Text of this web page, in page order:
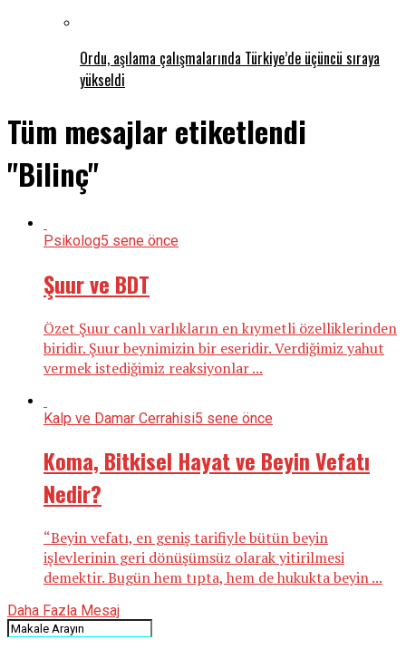
Ordu, aşılama çalışmalarında Türkiye’de üçüncü sıraya
yükseldi
Tüm mesajlar etiketlendi
"Bilinç"
Psikolog5 sene önce
Şuur ve BDT
Özet Şuur canlı varlıkların en kıymetli özelliklerinden
biridir. Şuur beynimizin bir eseridir. Verdiğimiz yahut
vermek istediğimiz reaksiyonlar ...
Kalp ve Damar Cerrahisi5 sene önce
Koma, Bitkisel Hayat ve Beyin Vefatı
Nedir?
“Beyin vefatı, en geniş tarifiyle bütün beyin
işlevlerinin geri dönüşümsüz olarak yitirilmesi
demektir. Bugün hem tıpta, hem de hukukta beyin ...
Daha Fazla Mesaj